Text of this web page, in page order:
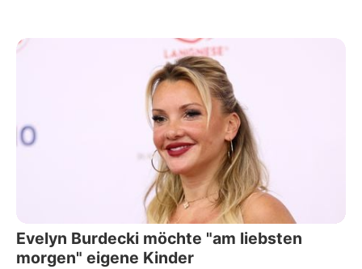
Evelyn Burdecki möchte "am liebsten
morgen" eigene Kinder